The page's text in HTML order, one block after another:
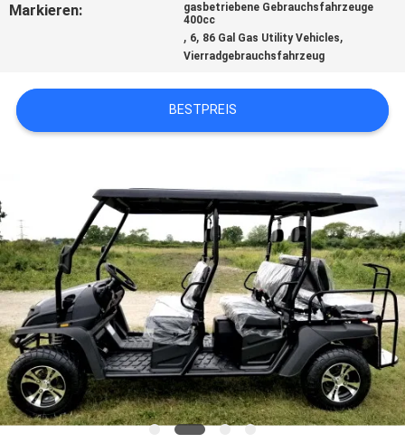
EIN
ZITAT
SITEMAP
DATENSCHUTZRICHTLINIE
Markieren:
gasbetriebene Gebrauchsfahrzeuge
400cc
, 6, 86 Gal Gas Utility Vehicles,
Vierradgebrauchsfahrzeug
BESTPREIS